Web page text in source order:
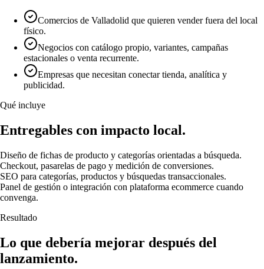
Comercios de Valladolid que quieren vender fuera del local
físico.
Negocios con catálogo propio, variantes, campañas
estacionales o venta recurrente.
Empresas que necesitan conectar tienda, analítica y
publicidad.
Qué incluye
Entregables con impacto local.
Diseño de fichas de producto y categorías orientadas a búsqueda.
Checkout, pasarelas de pago y medición de conversiones.
SEO para categorías, productos y búsquedas transaccionales.
Panel de gestión o integración con plataforma ecommerce cuando
convenga.
Resultado
Lo que debería mejorar después del
lanzamiento.